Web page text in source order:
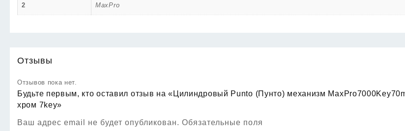
2 MaxPro
Отзывы
Отзывов пока нет.
Будьте первым, кто оставил отзыв на «Цилиндровый Punto (Пунто) механизм
хром 7key»
Ваш адрес email не будет опубликован. Обязательные поля